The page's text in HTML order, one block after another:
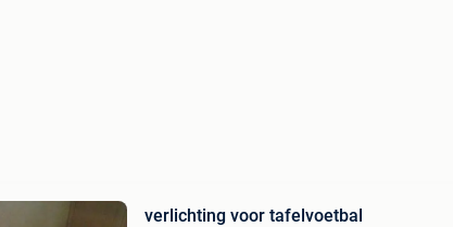
verlichting voor tafelvoetbal